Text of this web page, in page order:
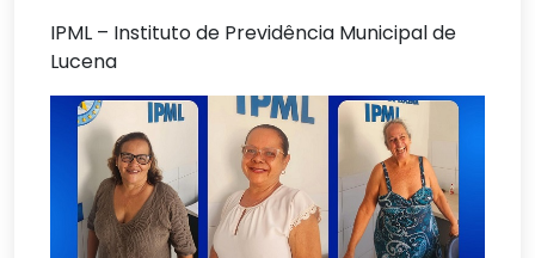
IPML – Instituto de Previdência Municipal de
Lucena